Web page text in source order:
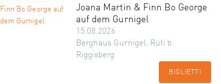
Joana Martin & Finn Bo George
auf dem Gurnigel
15.08.2026
Berghaus Gurnigel, Rüti b.
Riggisberg
BIGLIETTI